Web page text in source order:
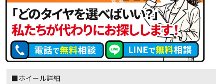
■ホイール詳細